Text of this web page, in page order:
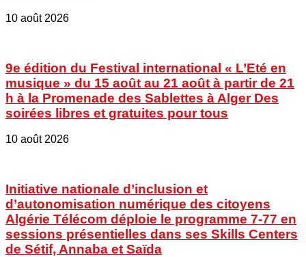
10 août 2026
9e édition du Festival international « L’Eté en
musique » du 15 août au 21 août à partir de 21
h à la Promenade des Sablettes à Alger Des
soirées libres et gratuites pour tous
10 août 2026
Initiative nationale d’inclusion et
d’autonomisation numérique des citoyens
Algérie Télécom déploie le programme 7-77 en
sessions présentielles dans ses Skills Centers
de Sétif, Annaba et Saïda